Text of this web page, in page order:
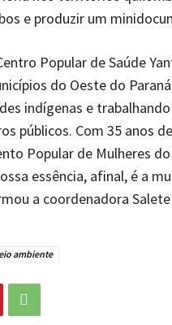
e produzir um
Popular de Saúde
do Oeste do
indígenas e
públicos. Com 35 anos
Popular de Mulheres do
essência, afinal, é a
a coordenadora
ambiente